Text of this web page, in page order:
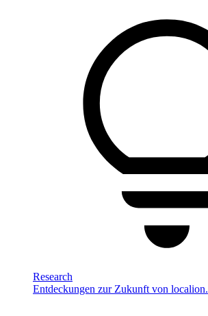
Research
Entdeckungen zur Zukunft von localion.